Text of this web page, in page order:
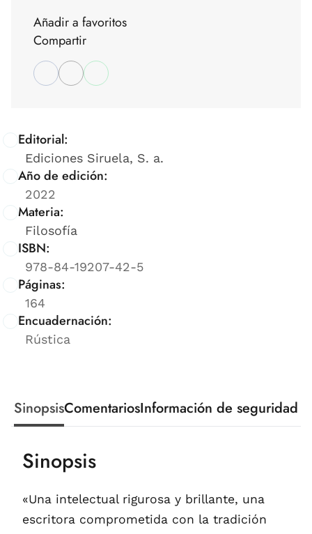
Editorial:
Ediciones Siruela, S. a.
Año de edición:
2022
Materia:
Filosofía
ISBN:
978-84-19207-42-5
Páginas:
164
Encuadernación:
Rústica
Añadir a favoritos
Compartir
SinopsisComentariosInformación de seguridad
Sinopsis
«Una intelectual rigurosa y brillante, una
escritora comprometida con la tradición